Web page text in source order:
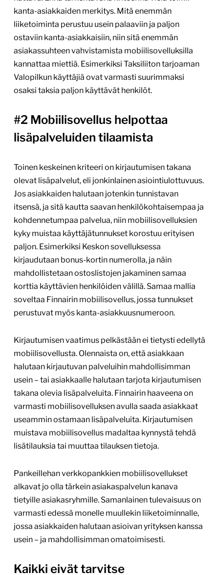
kanta-asiakkaiden merkitys. Mitä enemmän
liiketoiminta perustuu usein palaaviin ja paljon
ostaviin kanta-asiakkaisiin, niin sitä enemmän
asiakassuhteen vahvistamista mobiilisovelluksilla
kannattaa miettiä. Esimerkiksi Taksiliiton tarjoaman
Valopilkun käyttäjiä ovat varmasti suurimmaksi
osaksi taksia paljon käyttävät henkilöt.
#2 Mobiilisovellus helpottaa
lisäpalveluiden tilaamista
Toinen keskeinen kriteeri on kirjautumisen takana
olevat lisäpalvelut, eli jonkinlainen asiointiulottuvuus.
Jos asiakkaiden halutaan jotenkin tunnistavan
itsensä, ja sitä kautta saavan henkilökohtaisempaa ja
kohdennetumpaa palvelua, niin mobiilisovelluksien
kyky muistaa käyttäjätunnukset korostuu erityisen
paljon. Esimerkiksi Keskon sovelluksessa
kirjaudutaan bonus-kortin numerolla, ja näin
mahdollistetaan ostoslistojen jakaminen samaa
korttia käyttävien henkilöiden välillä. Samaa mallia
soveltaa Finnairin mobiilisovellus, jossa tunnukset
perustuvat myös kanta-asiakkuusnumeroon.
Kirjautumisen vaatimus pelkästään ei tietysti edellytä
mobiilisovellusta. Olennaista on, että asiakkaan
halutaan kirjautuvan palveluihin mahdollisimman
usein – tai asiakkaalle halutaan tarjota kirjautumisen
takana olevia lisäpalveluita. Finnairin haaveena on
varmasti mobiilisovelluksen avulla saada asiakkaat
useammin ostamaan lisäpalveluita. Kirjautumisen
muistava mobiilisovellus madaltaa kynnystä tehdä
lisätilauksia tai muuttaa tilauksen tietoja.
Pankeillehan verkkopankkien mobiilisovellukset
alkavat jo olla tärkein asiakaspalvelun kanava
tietyille asiakasryhmille. Samanlainen tulevaisuus on
varmasti edessä monelle muullekin liiketoiminnalle,
jossa asiakkaiden halutaan asioivan yrityksen kanssa
usein – ja mahdollisimman omatoimisesti.
Kaikki eivät tarvitse